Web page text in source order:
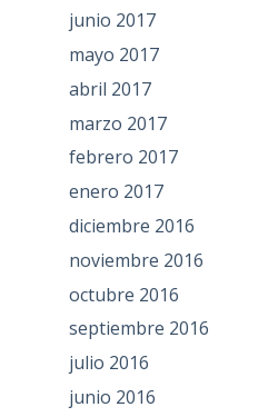
junio 2017
mayo 2017
abril 2017
marzo 2017
febrero 2017
enero 2017
diciembre 2016
noviembre 2016
octubre 2016
septiembre 2016
julio 2016
junio 2016